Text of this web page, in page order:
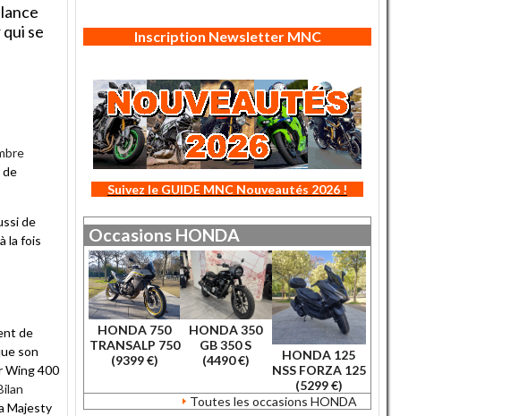
se
de
de
la fois
de
son
Wing 400
Majesty
Inscription Newsletter MNC
Suivez le GUIDE MNC Nouveautés 2026 !
Occasions HONDA
HONDA 750
TRANSALP 750
(9399 €)
HONDA 350
GB 350 S
(4490 €)
HONDA 125
NSS FORZA 125
(5299 €)
Toutes les occasions HONDA